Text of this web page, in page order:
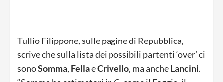
Tullio Filippone, sulle pagine di Repubblica,
scrive che sulla lista dei possibili partenti ‘over’ ci
sonoSomma, FellaeCrivello, ma ancheLancini.